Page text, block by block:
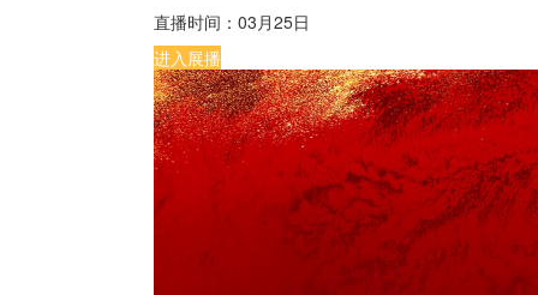
直播时间： 03月25日
进入展播